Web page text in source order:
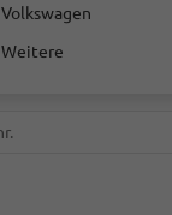
Volkswagen
Weitere